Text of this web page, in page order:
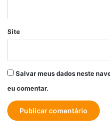
Site
Salvar meus dados neste
eu comentar.